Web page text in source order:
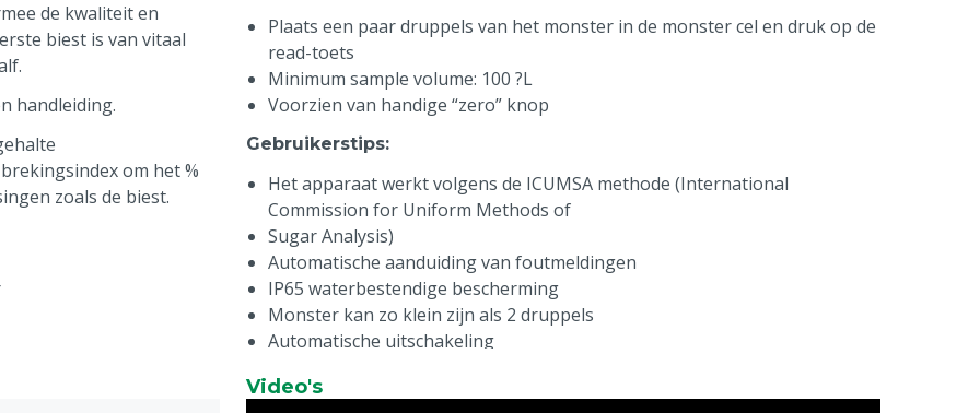
de kwaliteit en
biest is van vitaal
handleiding.
om het %
zoals de biest.
Plaats een paar druppels van het monster in de monster cel en druk op de
read-toets
Minimum sample volume: 100 ?L
Voorzien van handige “zero” knop
Gebruikerstips:
Het apparaat werkt volgens de ICUMSA methode (International
Commission for Uniform Methods of
Sugar Analysis)
Automatische aanduiding van foutmeldingen
IP65 waterbestendige bescherming
Monster kan zo klein zijn als 2 druppels
Automatische uitschakeling
Technische eigenschappen:
Video's